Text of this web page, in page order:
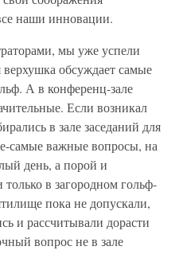
наши инновации.
мы уже успели
верхушка обсуждает самые
А в конференц-зале
Если возникал
в зале заседаний для
самые важные вопросы, на
день, а порой и
в загородном гольф-
пока не допускали,
и рассчитывали дорасти
вопрос не в зале